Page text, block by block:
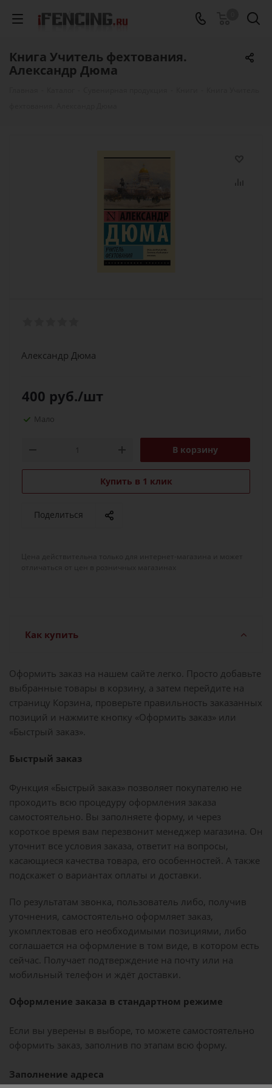
Книга Учитель фехтования.
Александр Дюма
Александр Дюма
400 руб./шт
Мало
В корзину
Купить в 1 клик
Поделиться
Как купить
Оформить заказ на нашем сайте легко. Просто добавьте
выбранные товары в корзину, а затем перейдите на
страницу Корзина, проверьте правильность заказанных
позиций и нажмите кнопку «Оформить заказ» или
«Быстрый заказ».
Быстрый заказ
Функция «Быстрый заказ» позволяет покупателю не
проходить всю процедуру оформления заказа
самостоятельно. Вы заполняете форму, и через
короткое время вам перезвонит менеджер магазина. Он
уточнит все условия заказа, ответит на вопросы,
касающиеся качества товара, его особенностей. А также
подскажет о вариантах оплаты и доставки.
По результатам звонка, пользователь либо, получив
уточнения, самостоятельно оформляет заказ,
укомплектовав его необходимыми позициями, либо
соглашается на оформление в том виде, в котором есть
сейчас. Получает подтверждение на почту или на
мобильный телефон и ждёт доставки.
Оформление заказа в стандартном режиме
Если вы уверены в выборе, то можете самостоятельно
оформить заказ, заполнив по этапам всю форму.
Заполнение адреса